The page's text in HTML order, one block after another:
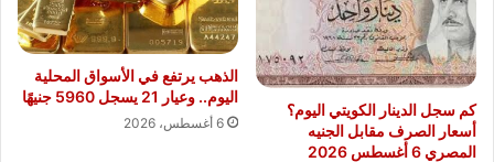
كم سجل الدينار الكويتي اليوم؟
أسعار الصرف مقابل الجنيه
المصري 6 أغسطس 2026
الذهب يرتفع في الأسواق المحلية
اليوم.. وعيار 21 يسجل 5960 جنيهًا
6 أغسطس، 2026